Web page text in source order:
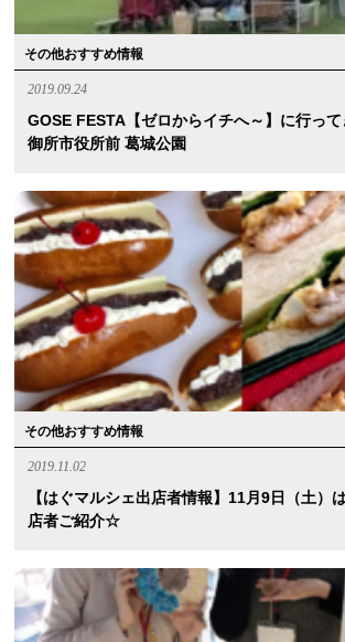
その他おすすめ情報
2019.09.24
GOSE FESTA【ゼロからイチへ～】に行っ
御所市役所前 葛城公園
その他おすすめ情報
2019.11.02
【はぐマルシェ出店者情報】11月9日（土）
店者ご紹介☆